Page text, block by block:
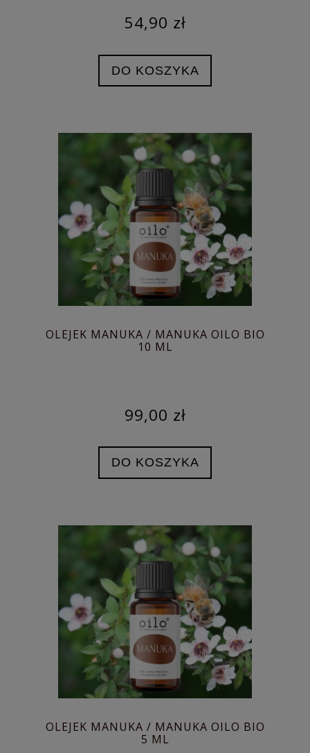
54,90 zł
DO KOSZYKA
OLEJEK MANUKA / MANUKA OILO BIO
10 ML
99,00 zł
DO KOSZYKA
OLEJEK MANUKA / MANUKA OILO BIO
5 ML